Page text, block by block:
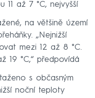
11 až 7 °C, nejvyšší
na většině území
„Nejnižší
mezi 12 až 8 °C.
19 °C,“ předpovídá
s občasným
noční teploty